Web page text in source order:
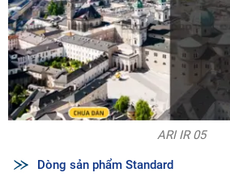
ARI IR 05
Dòng sản phẩm Standard